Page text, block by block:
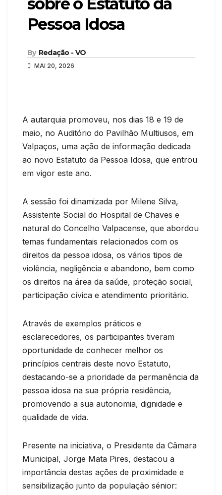
Pessoa Idosa
By Redação - VO
MAI 20, 2026
A autarquia promoveu, nos dias 18 e 19 de
maio, no Auditório do Pavilhão Multiusos, em
Valpaços, uma ação de informação dedicada
ao novo Estatuto da Pessoa Idosa, que entrou
em vigor este ano.
A sessão foi dinamizada por Milene Silva,
Assistente Social do Hospital de Chaves e
natural do Concelho Valpacense, que abordou
temas fundamentais relacionados com os
direitos da pessoa idosa, os vários tipos de
violência, negligência e abandono, bem como
os direitos na área da saúde, proteção social,
participação cívica e atendimento prioritário.
Através de exemplos práticos e
esclarecedores, os participantes tiveram
oportunidade de conhecer melhor os
princípios centrais deste novo Estatuto,
destacando-se a prioridade da permanência da
pessoa idosa na sua própria residência,
promovendo a sua autonomia, dignidade e
qualidade de vida.
Presente na iniciativa, o Presidente da Câmara
Municipal, Jorge Mata Pires, destacou a
importância destas ações de proximidade e
sensibilização junto da população sénior: